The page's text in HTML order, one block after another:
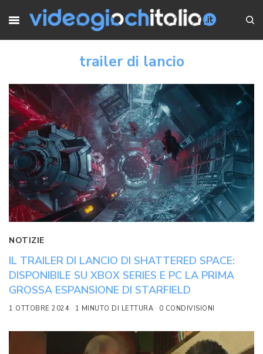
trailer di lancio
NOTIZIE
IL TRAILER DI LANCIO DI SHATTERED SPACE:
DISPONIBILE SU XBOX SERIES E PC LA PRIMA
GROSSA ESPANSIONE DI STARFIELD
1 OTTOBRE 2024 1 MINUTO DI LETTURA 0 CONDIVISIONI